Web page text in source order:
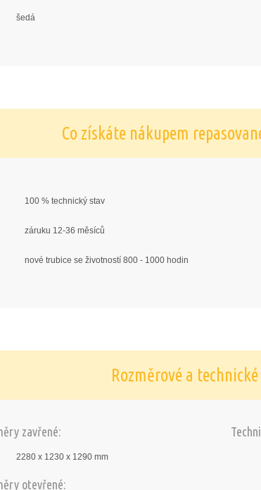
šedá
Co získáte nákupem
100 % technický stav
záruku 12-36 měsíců
nové trubice se životností 800 - 1000 hodin
Rozměrové a
zavřené:
2280 x 1230 x 1290 mm
otevřené: